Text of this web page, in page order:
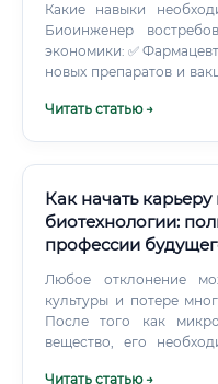
поиск мишеней для
воспроизводимых
Какие навыки необходимы Где работает
Биоинженер
экономики: ✅ Фармацевтические компании — разработка
новых препаратов и вакцин ✅ Медицинские
академические
Росздравнадзор, Минздрав ✅
биопрепараты ✅ Экологические организации —
биоремедиация, очистка
промышленность —
компании —
Уровень
биоинженера в России
Читать статью →
Как начать
биотехнологии:
профессии
Любое отклонение
культуры и потере
После того как
вещество, его
Читать статью →